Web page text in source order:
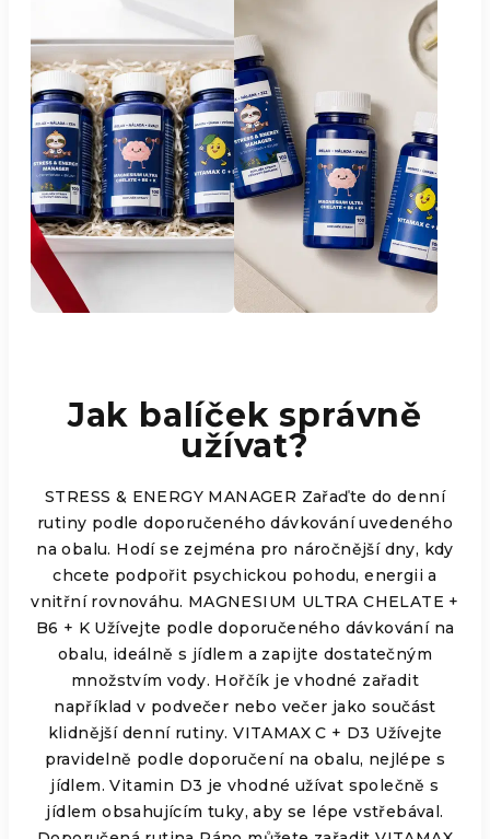
Jak balíček správně
užívat?
STRESS & ENERGY MANAGER Zařaďte do denní
rutiny podle doporučeného dávkování uvedeného
na obalu. Hodí se zejména pro náročnější dny, kdy
chcete podpořit psychickou pohodu, energii a
vnitřní rovnováhu. MAGNESIUM ULTRA CHELATE +
B6 + K Užívejte podle doporučeného dávkování na
obalu, ideálně s jídlem a zapijte dostatečným
množstvím vody. Hořčík je vhodné zařadit
například v podvečer nebo večer jako součást
klidnější denní rutiny. VITAMAX C + D3 Užívejte
pravidelně podle doporučení na obalu, nejlépe s
jídlem. Vitamin D3 je vhodné užívat společně s
jídlem obsahujícím tuky, aby se lépe vstřebával.